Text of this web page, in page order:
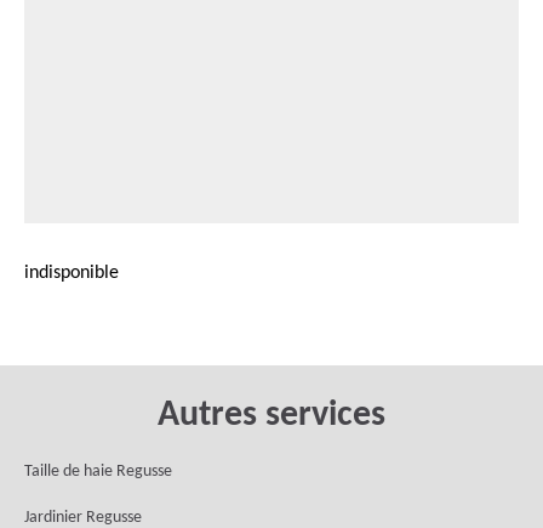
indisponible
Autres services
Taille de haie Regusse
Jardinier Regusse